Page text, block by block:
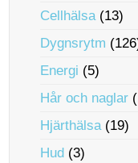
Cellhälsa(13)
Dygnsrytm
Energi (5)
Hår och naglar
Hjärthälsa(19)
Hud (3)